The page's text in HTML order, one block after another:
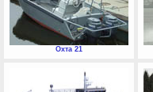
Охта 21